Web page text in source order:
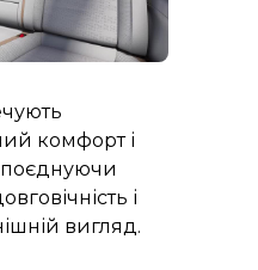
комфорт і
поєднуючи
і
вигляд.